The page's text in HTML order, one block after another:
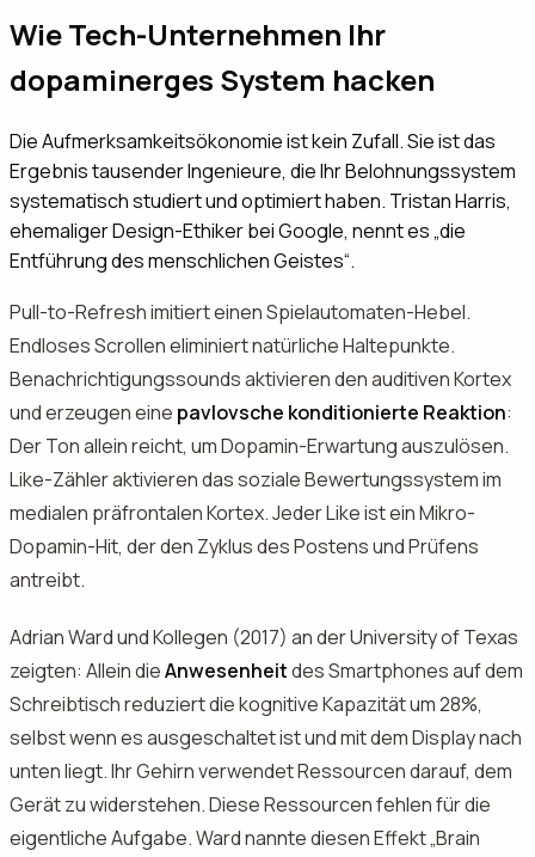
Wie Tech-Unternehmen Ihr
dopaminerges System hacken
Die Aufmerksamkeitsökonomie ist kein Zufall. Sie ist das
Ergebnis tausender Ingenieure, die Ihr Belohnungssystem
systematisch studiert und optimiert haben. Tristan Harris,
ehemaliger Design-Ethiker bei Google, nennt es „die
Entführung des menschlichen Geistes“.
Pull-to-Refresh imitiert einen Spielautomaten-Hebel.
Endloses Scrollen eliminiert natürliche Haltepunkte.
Benachrichtigungssounds aktivieren den auditiven Kortex
und erzeugen eine pavlovsche konditionierte Reaktion:
Der Ton allein reicht, um Dopamin-Erwartung auszulösen.
Like-Zähler aktivieren das soziale Bewertungssystem im
medialen präfrontalen Kortex. Jeder Like ist ein Mikro-
Dopamin-Hit, der den Zyklus des Postens und Prüfens
antreibt.
Adrian Ward und Kollegen (2017) an der University of Texas
zeigten: Allein dieAnwesenheitdes Smartphones auf dem
Schreibtisch reduziert die kognitive Kapazität um 28%,
selbst wenn es ausgeschaltet ist und mit dem Display nach
unten liegt. Ihr Gehirn verwendet Ressourcen darauf, dem
Gerät zu widerstehen. Diese Ressourcen fehlen für die
eigentliche Aufgabe. Ward nannte diesen Effekt „Brain